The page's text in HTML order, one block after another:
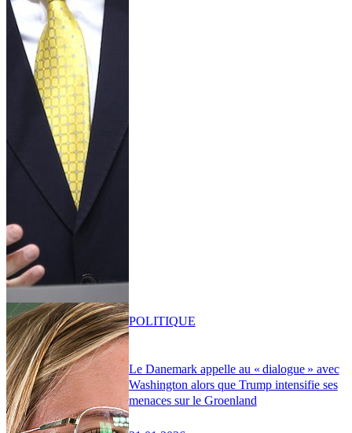
Le Danemark appelle au « dialogue » avec
Washington alors que Trump intensifie ses
menaces sur le Groenland
POLITIQUE